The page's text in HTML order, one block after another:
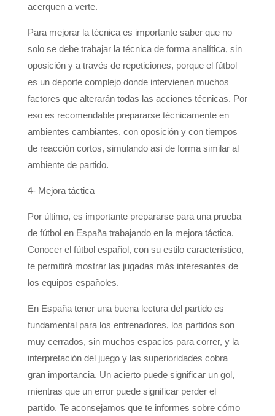
acerquen a verte.
Para mejorar la técnica es importante saber que no
solo se debe trabajar la técnica de forma analítica, sin
oposición y a través de repeticiones, porque el fútbol
es un deporte complejo donde intervienen muchos
factores que alterarán todas las acciones técnicas. Por
eso es recomendable prepararse técnicamente en
ambientes cambiantes, con oposición y con tiempos
de reacción cortos, simulando así de forma similar al
ambiente de partido.
4- Mejora táctica
Por último, es importante prepararse para una prueba
de fútbol en España trabajando en la mejora táctica.
Conocer el fútbol español, con su estilo característico,
te permitirá mostrar las jugadas más interesantes de
los equipos españoles.
En España tener una buena lectura del partido es
fundamental para los entrenadores, los partidos son
muy cerrados, sin muchos espacios para correr, y la
interpretación del juego y las superioridades cobra
gran importancia. Un acierto puede significar un gol,
mientras que un error puede significar perder el
partido. Te aconsejamos que te informes sobre cómo